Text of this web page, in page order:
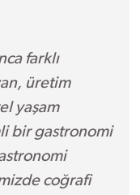
farklı
üretim
yaşam
bir gastronomi
coğrafi